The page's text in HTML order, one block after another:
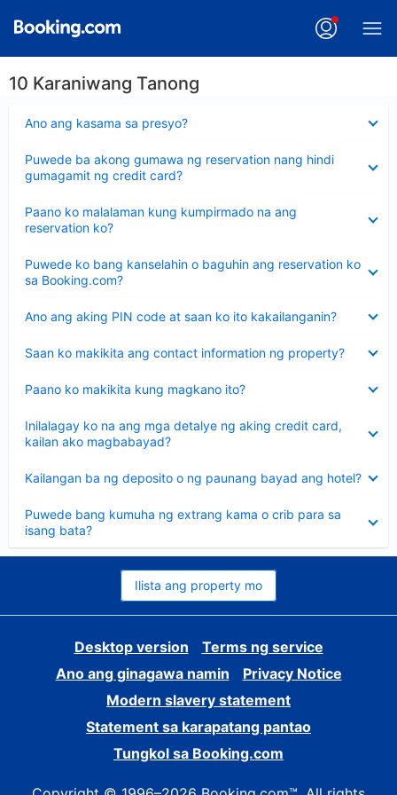
10 Karaniwang Tanong
Ano ang kasama sa presyo?
ang
Puwede ba akong gumawa ng reservation nang hindi
gumagamit ng credit card?
ang
sagot
Paano ko malalaman kung kumpirmado na ang
reservation ko?
ang
sagot
Puwede ko bang kanselahin o baguhin ang reservation ko
sa Booking.com?
ang
sagot
Ano ang aking PIN code at saan ko ito kakailanganin?
ang
Saan ko makikita ang contact information ng property?
ang
Paano ko makikita kung magkano ito?
ang
Inilalagay ko na ang mga detalye ng aking credit card,
kailan ako magbabayad?
ang
sagot
Kailangan ba ng deposito o ng paunang bayad ang hotel?
ang
Puwede bang kumuha ng extrang kama o crib para sa
isang bata?
ang
sagot
Ilista ang property mo
Desktop version
Terms ng service
Ano ang ginagawa namin
Privacy Notice
Modern slavery statement
Statement sa karapatang pantao
Tungkol sa Booking.com